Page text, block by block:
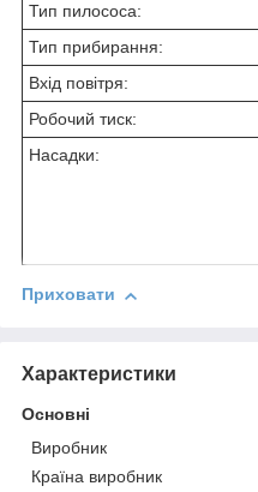
Тип пилососа:
Тип прибирання:
Вхід повітря:
Робочий тиск:
Насадки:
Приховати
Характеристики
Основні
Виробник
Країна виробник